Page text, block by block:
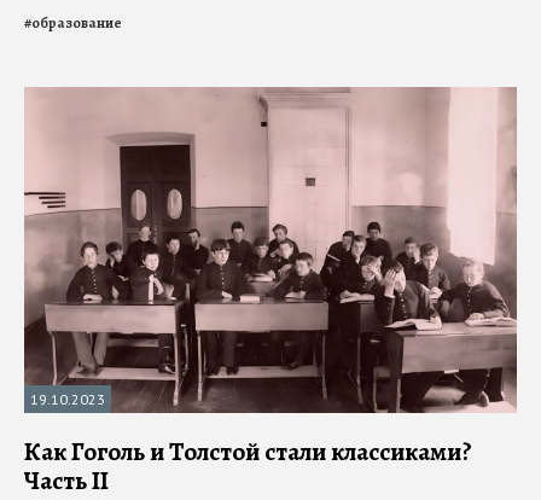
#образование
19.10.2023
Как Гоголь и Толстой стали классиками?
Часть II